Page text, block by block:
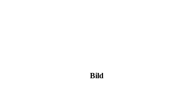
Bild